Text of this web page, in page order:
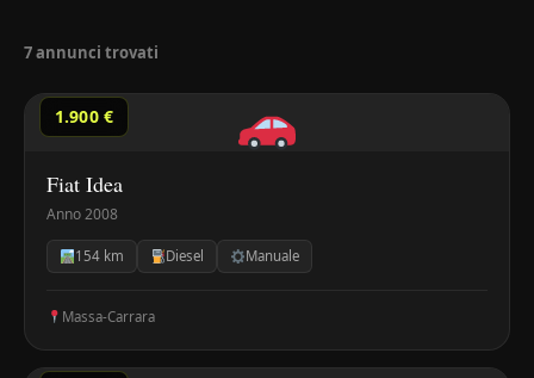
7 annunci trovati
1.900 €
Fiat Idea
Anno 2008
154 km Diesel Manuale
Massa-Carrara